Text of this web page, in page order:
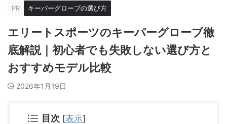
PR キーパーグローブの選び方
エリートスポーツのキーパーグローブ徹
底解説｜初心者でも失敗しない選び方と
おすすめモデル比較
2026年1月19日
目次 [表示]